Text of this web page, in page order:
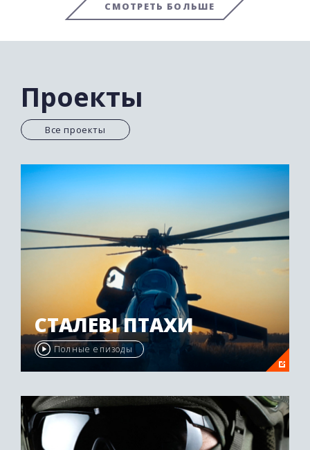
СМОТРЕТЬ БОЛЬШЕ
Проекты
Все проекты
СТАЛЕВІ ПТАХИ
Полные епизоды